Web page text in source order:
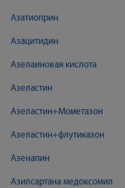
Азатиоприн
Азацитидин
Азелаиновая кислота
Азеластин
Азеластин+Мометазон
Азеластин+флутиказон
Азенапин
Азилсартана медоксомил